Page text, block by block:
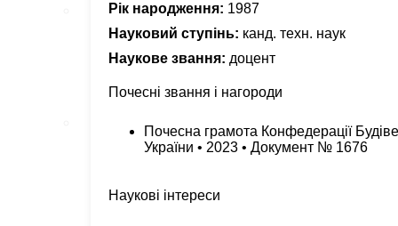
Графіки навчального процесу та консультацій
Обов'язкові дисципліни
Вибіркові дисципліни рекомендовані
Курсове проектування
Практики
Академічна доброчесність
Бібліотека
Бланки
Моя група
Наукові гуртки
Рік народження: 1987
Науковий ступінь: канд. техн. наук
Наукове звання: доцент
Почесні звання і нагороди
Почесна грамота Конфедерації
України • 2023 • Документ № 1676
Наукові інтереси